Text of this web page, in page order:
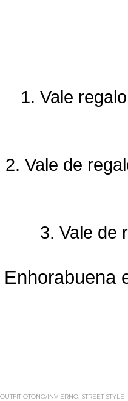
1. Vale
2. Vale de
3. Vale de
Enhorabuena
OUTFIT OTOÑO/INVIERNO, STREET STYLE